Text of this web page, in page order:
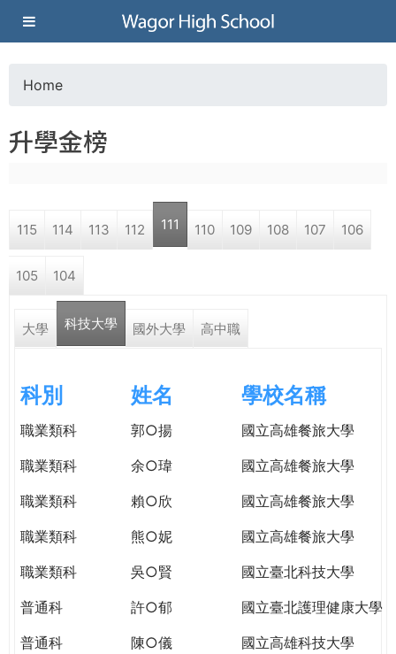
Jump to navigation
葳
格
高
學
格。
o
a
r
e
e
r
e
Home
升學金榜
115 114 113 112 111 110 109 108 107 106
105 104
大學 科技大學 國外大學 高中職
科別 姓名 學校名稱
職業類科 郭○揚
國立高雄餐旅大學
職業類科
余○瑋
國立高雄餐旅大學
職業類科
賴○欣
國立高雄餐旅大學
職業類科
熊○妮
國立高雄餐旅大學
職業類科
吳○賢
國立臺北科技大學
普通科
許○郁
國立臺北護理健康大學
普通科
陳○儀
國立高雄科技大學